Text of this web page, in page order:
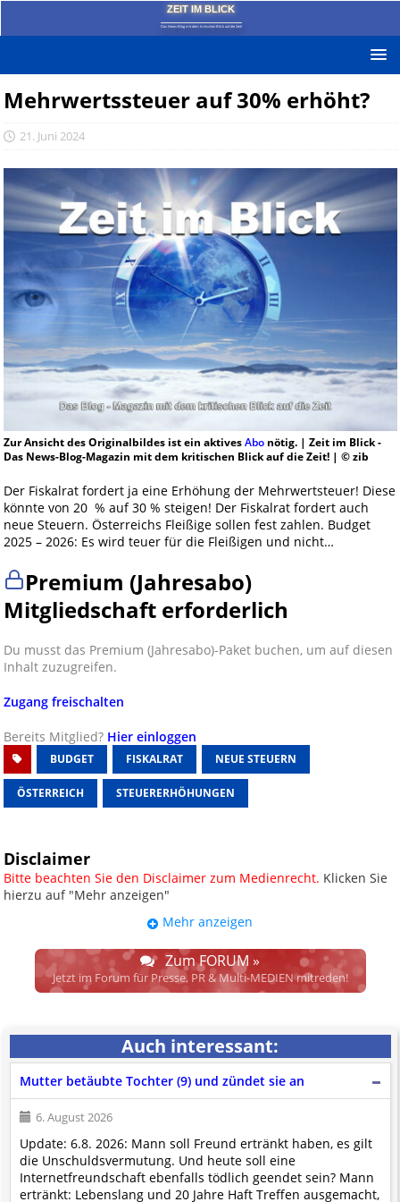
ZEIT IM BLICK
Das News-Blog mit dem kritischen Blick auf die Zeit!
Mehrwertssteuer auf 30% erhöht?
21. Juni 2024
Zur Ansicht des Originalbildes ist ein aktivesAbonötig. | Zeit im Blick -
Das News-Blog-Magazin mit dem kritischen Blick auf die Zeit! | © zib
Der Fiskalrat fordert ja eine Erhöhung der Mehrwertsteuer! Diese
könnte von 20 % auf 30 % steigen! Der Fiskalrat fordert auch
neue Steuern. Österreichs Fleißige sollen fest zahlen. Budget
2025 – 2026: Es wird teuer für die Fleißigen und nicht…
Premium (Jahresabo)
Mitgliedschaft erforderlich
Du musst das Premium (Jahresabo)-Paket buchen, um auf diesen
Inhalt zuzugreifen.
Zugang freischalten
Bereits Mitglied? Hier einloggen
BUDGET FISKALRAT NEUE STEUERN
ÖSTERREICH STEUERERHÖHUNGEN
Disclaimer
Bitte beachten Sie den Disclaimer zum Medienrecht. Klicken Sie
hierzu auf "Mehr anzeigen"
UPDATE: § 17 ECG seit 16.02.2024
weggefallen.
Wir lassen den Disclaimertext dennoch so stehen, bis sich die
Justiz im klaren ist, wodurch dieser und etliche weitere, damit
Spielraum für das sog. "Richterrecht", welches alleine aufgrund
schwammiger Gesetze gewisse Parteien bevorzugen kann.
Ausschluss der Verantwortlichkeit bei
Links
genannte Überprüfung etwaiger Rechtswidrigkeit im verlinkten Inhalt
nicht immer gewährleisten können.
Die Betreiber und die Autoren dieser Website sind weder Juristen, noch
beschäftigen sie solche, dürfen und können daherkeine
Rechtsgutachten über externen Contenterstellen.
Mehr anzeigen
Zum FORUM »
Jetzt im Forum für Presse, PR & Multi-MEDIEN mitreden!
Auch interessant:
Mutter betäubte Tochter (9) und zündet sie an
6. August 2026
Update: 6.8. 2026: Mann soll Freund ertränkt haben, es gilt
die Unschuldsvermutung. Und heute soll eine
Internetfreundschaft ebenfalls tödlich geendet sein? Mann
ertränkt: Lebenslang und 20 Jahre Haft Treffen ausgemacht,